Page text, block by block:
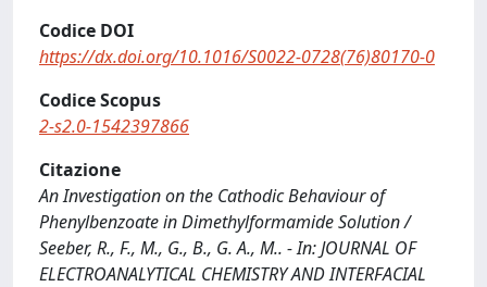
Codice DOI
https://dx.doi.org/10.1016/S0022-0728(76)80170-0
Codice Scopus
2-s2.0-1542397866
Citazione
An Investigation on the Cathodic Behaviour of
Phenylbenzoate in Dimethylformamide Solution /
Seeber, R., F., M., G., B., G. A., M.. - In: JOURNAL OF
ELECTROANALYTICAL CHEMISTRY AND INTERFACIAL